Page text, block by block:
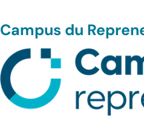
Campus du